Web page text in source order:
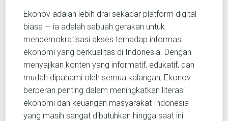
Ekonov adalah lebih drai sekadar platform digital
biasa — ia adalah sebuah gerakan untuk
mendemokratisasi akses terhadap informasi
ekonomi yang berkualitas di Indonesia. Dengan
menyajikan konten yang informatif, edukatif, dan
mudah dipahami oleh semua kalangan, Ekonov
berperan penting dalam meningkatkan literasi
ekonomi dan keuangan masyarakat Indonesia
yang masih sangat dibutuhkan hingga saat ini.